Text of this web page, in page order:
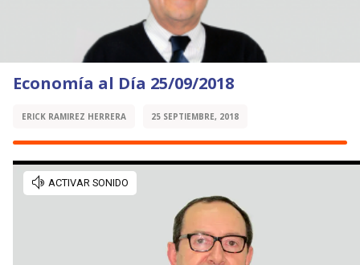
Economía al Día 25/09/2018
ERICK RAMIREZ HERRERA 25 SEPTIEMBRE, 2018